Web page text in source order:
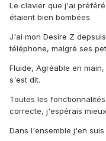
Le clavier que j'ai
étaient bien bombées.
J'ai mon Desire Z
téléphone, malgré ses
Fluide, Agréable en
s'est dit.
Toutes les
correcte, j'espérais
Dans l'ensemble j'en